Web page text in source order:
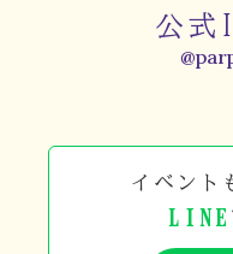
公式
イベント
LINE